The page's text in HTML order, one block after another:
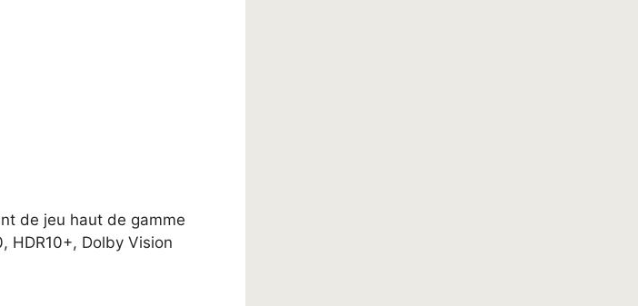
de jeu haut de gamme
HDR10+, Dolby Vision